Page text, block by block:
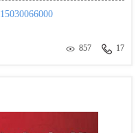
15030066000
857 17